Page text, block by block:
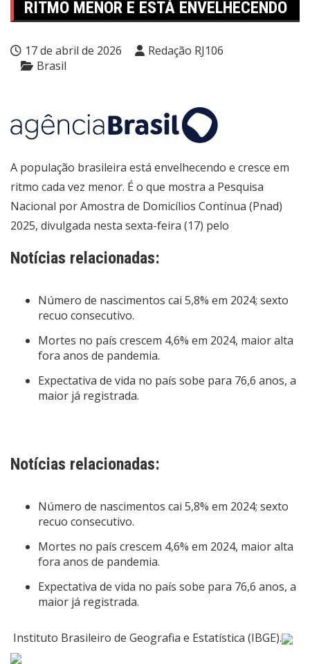
RITMO MENOR E ESTÁ ENVELHECENDO
17 de abril de 2026
Redação RJ106
Brasil
A população brasileira está envelhecendo e cresce em
ritmo cada vez menor. É o que mostra a Pesquisa
Nacional por Amostra de Domicílios Contínua (Pnad)
2025, divulgada nesta sexta-feira (17) pelo
Notícias relacionadas:
Número de nascimentos cai 5,8% em 2024; sexto
recuo consecutivo.
Mortes no país crescem 4,6% em 2024, maior alta
fora anos de pandemia.
Expectativa de vida no país sobe para 76,6 anos, a
maior já registrada.
Notícias relacionadas:
Número de nascimentos cai 5,8% em 2024; sexto
recuo consecutivo.
Mortes no país crescem 4,6% em 2024, maior alta
fora anos de pandemia.
Expectativa de vida no país sobe para 76,6 anos, a
maior já registrada.
Instituto Brasileiro de Geografia e Estatística (IBGE).